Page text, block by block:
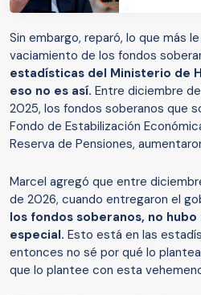
Sin embargo, reparó, lo que más
vaciamiento de los fondos
estadísticas del Ministerio de
eso no es así. Entre diciembre
2025, los fondos soberanos que
Fondo de Estabilización
Reserva de Pensiones,
Marcel agregó que entre
de 2026, cuando entregaron el
los fondos soberanos, no hubo
especial. Esto está en las
entonces no sé por qué lo
que lo plantee con esta